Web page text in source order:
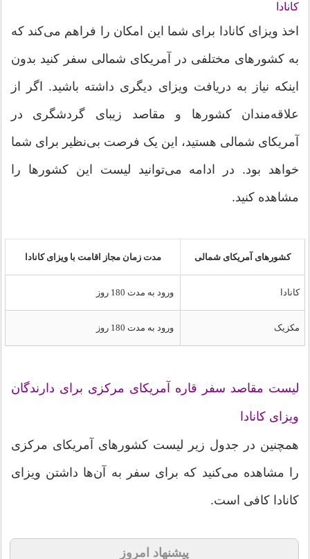
کانادا
اخذ ویزای کانادا برای شما این امکان را فراهم می‌کند که
به کشورهای مختلفی در آمریکای شمالی سفر کنید بدون
اینکه نیاز به دریافت ویزای دیگری داشته باشید. اگر از
علاقه‌مندان کشورها و مقاصد زیبای گردشگری در
آمریکای شمالی هستید، این یک فرصت بی‌نظیر برای شما
خواهد بود. در ادامه می‌توانید لیست این کشورها را
مشاهده کنید.
کشورهای آمریکای شمالی مدت زمان مجاز اقامت با ویزای کانادا
کانادا ورود به مدت 180 روز
مکزیک ورود به مدت 180 روز
لیست مقاصد سفر قاره آمریکای مرکزی برای دارندگان
ویزای کانادا
همچنین در جدول زیر لیست کشورهای آمریکای مرکزی
را مشاهده می‌کنید که برای سفر به آن‌ها داشتن ویزای
کانادا کافی است.
پیشنهاد امروز